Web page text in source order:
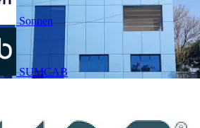
Sonnen
SUMCAB